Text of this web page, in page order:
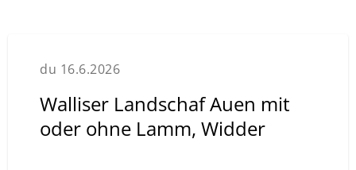
du 16.6.2026
Walliser Landschaf Auen mit
oder ohne Lamm, Widder